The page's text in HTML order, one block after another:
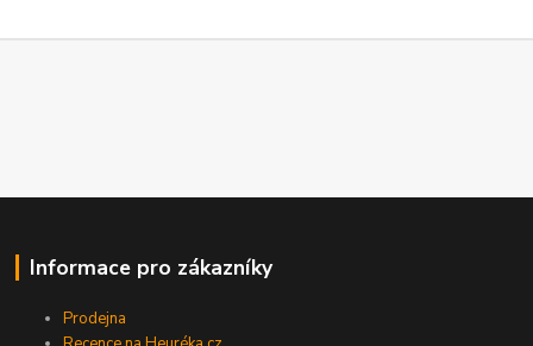
Informace pro zákazníky
Prodejna